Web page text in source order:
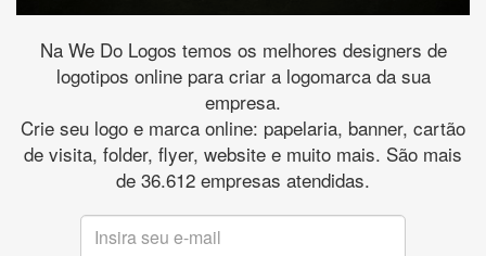
Na We Do Logos temos os melhores designers de
logotipos online para criar a logomarca da sua
empresa.
Crie seu logo e marca online: papelaria, banner, cartão
de visita, folder, flyer, website e muito mais. São mais
de 36.612 empresas atendidas.